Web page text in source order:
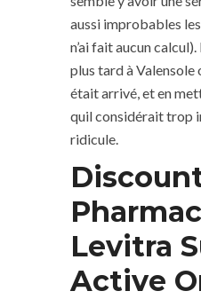
aussi improbables
n’ai fait aucun
plus tard à Valensole
était arrivé, et en
quil considérait trop
ridicule.
Levitra
Active